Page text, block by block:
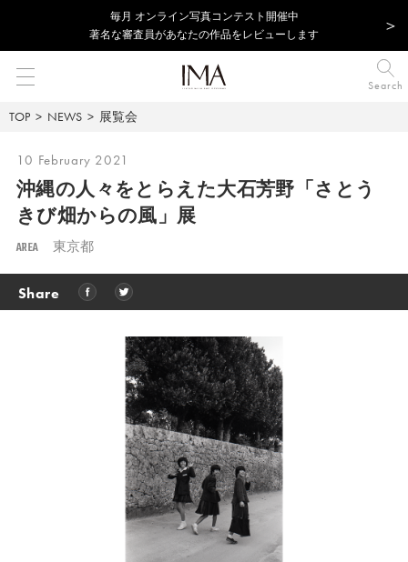
毎⽉ オンライン写真コンテスト開催中
著名な審査員があなたの作品をレビューします
Search
TOP NEWS 展覧会
10 February 2021
沖縄の人々をとらえた大石芳野「さとう
きび畑からの風」展
AREA 東京都
Share